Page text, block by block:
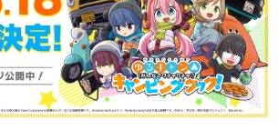
するほか、開発者へのインタビューや識者による
載。約20年の歴史が一望できる決定版！
いたり〜ゲームクリエイターの青春〜
ケ』『ペンと箸』等で知られるマンガ家・田中圭
よるゲーム業界レポートマンガです。